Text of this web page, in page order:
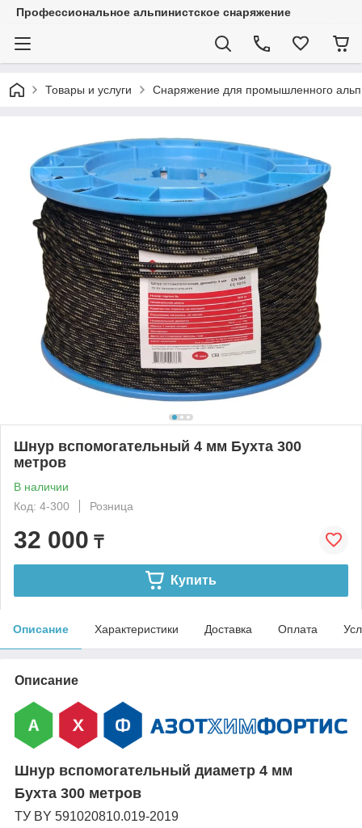
Профессиональное альпинистское снаряжение
Товары и услуги Снаряжение для промышленного
Шнур вспомогательный 4 мм Бухта 300
метров
В наличии
Код: 4-300
Розница
32 000 ₸
Купить
Описание Характеристики Доставка Оплата
Описание
Шнур вспомогательный диаметр 4 мм
Бухта 300 метров
ТУ ВY 591020810.019-2019